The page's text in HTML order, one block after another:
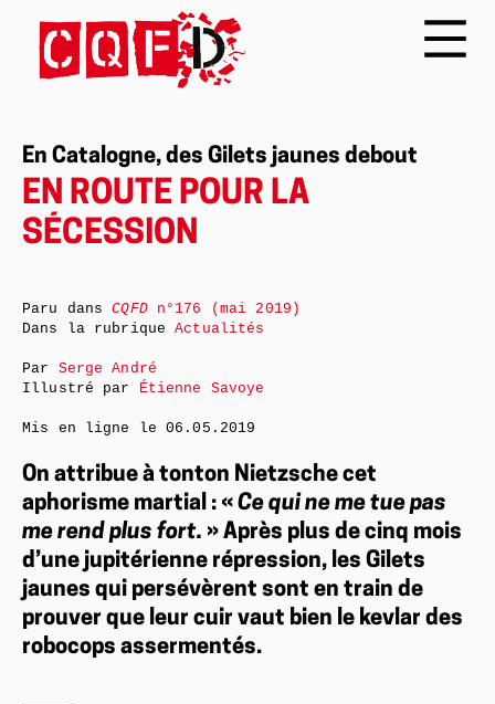
En Catalogne, des Gilets jaunes debout
EN ROUTE POUR LA
SÉCESSION
On attribue à tonton Nietzsche cet
aphorisme martial : « Ce qui ne me tue pas
me rend plus fort. » Après plus de cinq mois
d’une jupitérienne répression, les Gilets
jaunes qui persévèrent sont en train de
prouver que leur cuir vaut bien le kevlar des
robocops assermentés.
Paru dansCQFDn°176 (mai 2019)
Dans la rubriqueActualités
Par Serge André
Illustré par Étienne Savoye
Mis en ligne le06.05.2019